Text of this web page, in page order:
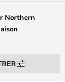
Northern